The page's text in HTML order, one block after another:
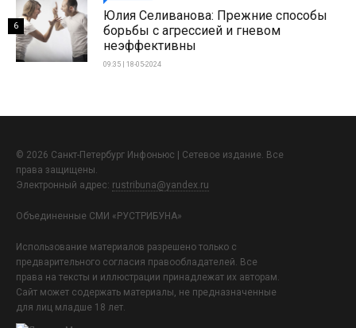
Юлия Селиванова: Прежние способы
борьбы с агрессией и гневом
неэффективны
09:35 | 18-05-2024
6
© 2026 Санкт-Петербург Инфоньюс | Сетевое издание. Все
права защищены.
Электронный адрес: rustribuna@yandex.ru
Объединенные СМИ «РУСТРИБУНА»
Использование материалов разрешено только с
предварительного согласия правообладателей. Все
права на тексты и иллюстрации принадлежат их авторам.
Сайт может содержать материалы, не предназначенные
для лиц младше 18 лет.